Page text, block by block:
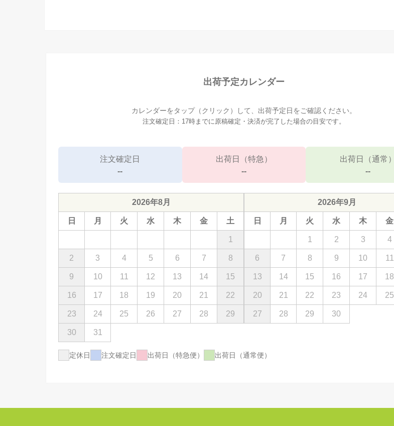
出荷予定カレンダー
カレンダーをタップ（クリック）して、出荷予定日をご確認ください。
注文確定日：17時までに原稿確定・決済が完了した場合の目安です。
注文確定日
--
出荷日（特急）
--
出荷日（通常）
--
2026年8月
日 月 火 水 木 金 土
1
2 3 4 5 6 7 8
9 10 11 12 13 14 15
16 17 18 19 20 21 22
23 24 25 26 27 28 29
30 31
2026年9月
日 月 火 水 木 金
1 2 3 4
6 7 8 9 10 11
13 14 15 16 17 18
20 21 22 23 24 25
27 28 29 30
定休日 注文確定日 出荷日（特急便） 出荷日（通常便）